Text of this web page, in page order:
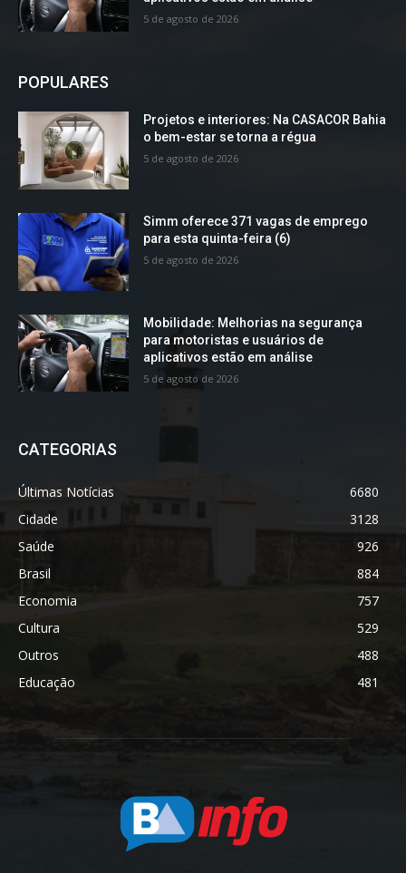
5 de agosto de 2026
POPULARES
Projetos e interiores: Na CASACOR Bahia
o bem-estar se torna a régua
5 de agosto de 2026
Simm oferece 371 vagas de emprego
para esta quinta-feira (6)
5 de agosto de 2026
Mobilidade: Melhorias na segurança
para motoristas e usuários de
aplicativos estão em análise
5 de agosto de 2026
CATEGORIAS
Últimas Notícias
6680
Cidade
3128
Saúde
926
Brasil
884
Economia
757
Cultura
529
Outros
488
Educação
481